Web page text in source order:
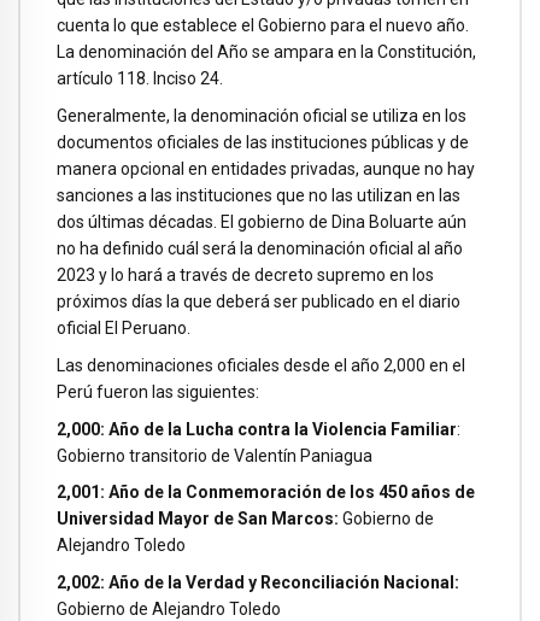
cuenta lo que establece el Gobierno para el nuevo año.
La denominación del Año se ampara en la Constitución,
artículo 118. Inciso 24.
Generalmente, la denominación oficial se utiliza en los
documentos oficiales de las instituciones públicas y de
manera opcional en entidades privadas, aunque no hay
sanciones a las instituciones que no las utilizan en las
dos últimas décadas. El gobierno de Dina Boluarte aún
no ha definido cuál será la denominación oficial al año
2023 y lo hará a través de decreto supremo en los
próximos días la que deberá ser publicado en el diario
oficial El Peruano.
Las denominaciones oficiales desde el año 2,000 en el
Perú fueron las siguientes:
2,000: Año de la Lucha contra la Violencia Familiar:
Gobierno transitorio de Valentín Paniagua
2,001: Año de la Conmemoración de los 450 años de
Universidad Mayor de San Marcos: Gobierno de
Alejandro Toledo
2,002: Año de la Verdad y Reconciliación Nacional:
Gobierno de Alejandro Toledo